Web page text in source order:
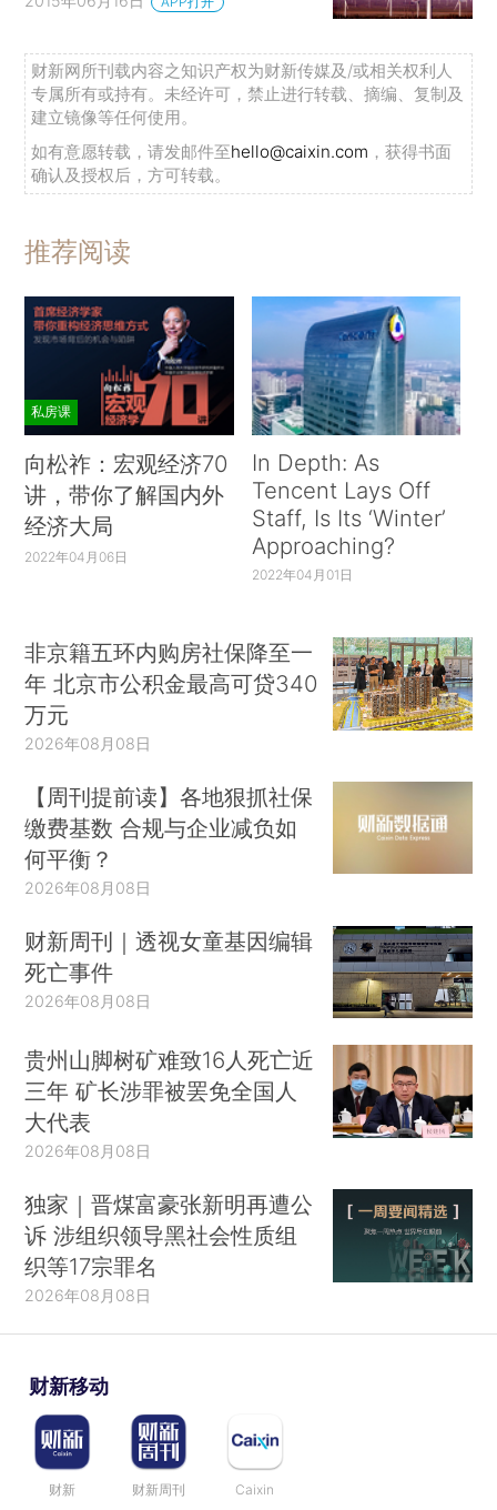
财新网所刊载内容之知识产权为财新传媒及/或相关权利人
专属所有或持有。未经许可，禁止进行转载、摘编、复制及
建立镜像等任何使用。
如有意愿转载，请发邮件至hello@caixin.com ，获得书面
确认及授权后，方可转载。
推荐阅读
私房课
向松祚：宏观经济70
讲，带你了解国内外
经济大局
2022年04月06日
In Depth: As
Tencent Lays Off
Staff, Is Its ‘Winter’
Approaching?
2022年04月01日
非京籍五环内购房社保降至一
年 北京市公积金最高可贷340
万元
2026年08月08日
【周刊提前读】各地狠抓社保
缴费基数 合规与企业减负如
何平衡？
2026年08月08日
财新周刊｜透视女童基因编辑
死亡事件
2026年08月08日
贵州山脚树矿难致16人死亡近
三年 矿长涉罪被罢免全国人
大代表
2026年08月08日
独家｜晋煤富豪张新明再遭公
诉 涉组织领导黑社会性质组
织等17宗罪名
2026年08月08日
财新移动
财新 财新周刊 Caixin